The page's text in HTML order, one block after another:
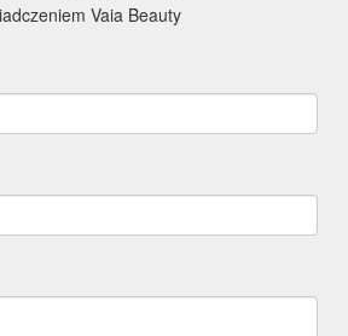
Vaia Beauty